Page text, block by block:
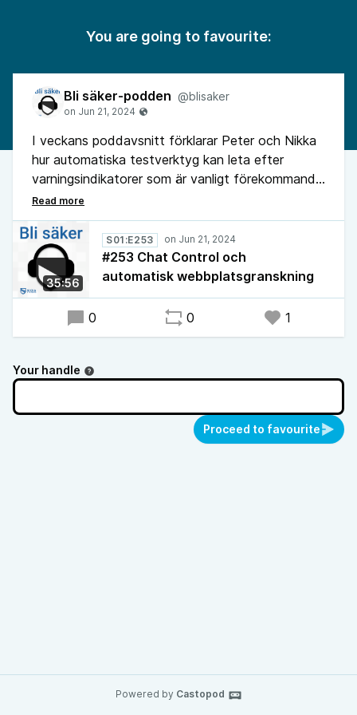
You are going to favourite:
Bli säker-podden @blisaker
I veckans poddavsnitt förklarar Peter och Nikka
hur automatiska testverktyg kan leta efter
varningsindikatorer som är vanligt förekommande
på bedrägliga webbplatser. Podduon går också
igenom vad som egentligen hände i veckan med
massövervakningsförslaget Chat Control 2.0 som
gjorde att det blev så stora skriverier.
35:56
S01:E253
#253 Chat Control och
automatisk webbplatsgranskning
0 0 1
Your handle
Proceed to favourite
Powered by Castopod